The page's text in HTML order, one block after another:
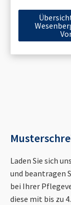
Laden Sie sich
und beantragen
bei Ihrer
diese mit bis zu